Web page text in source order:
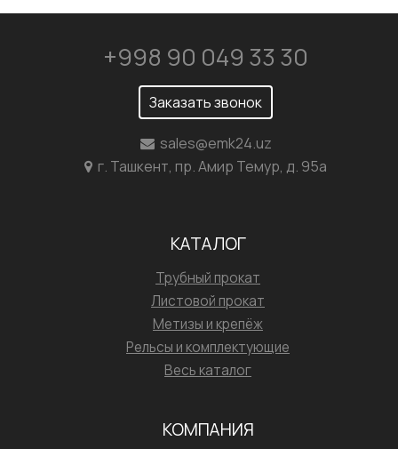
+998 90 049 33 30
Заказать звонок
sales@emk24.uz
г. Ташкент, пр. Амир Темур, д. 95а
КАТАЛОГ
Трубный прокат
Листовой прокат
Метизы и крепёж
Рельсы и комплектующие
Весь каталог
КОМПАНИЯ